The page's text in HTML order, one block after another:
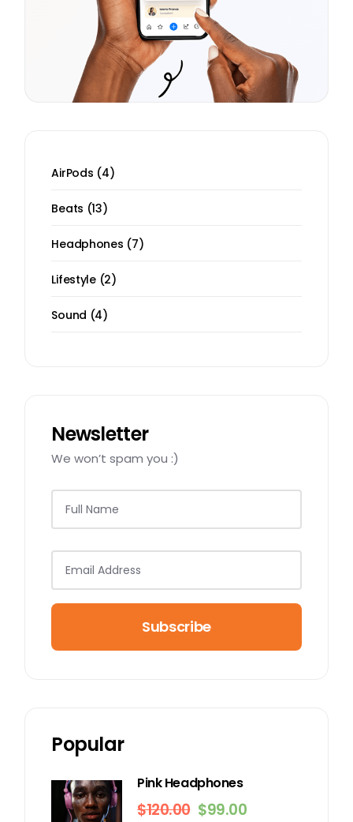
AirPods 4
Beats 13
Headphones 7
Lifestyle 2
Sound 4
Newsletter
We won’t spam you :)
Subscribe
Popular
Pink Headphones
$120.00 $99.00